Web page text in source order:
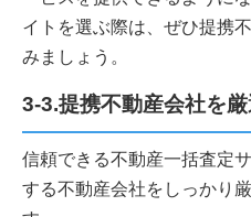
イトを選ぶ際は、ぜひ提携
みましょう。
3-3.提携不動産会社を
信頼できる不動産一括査定
する不動産会社をしっかり